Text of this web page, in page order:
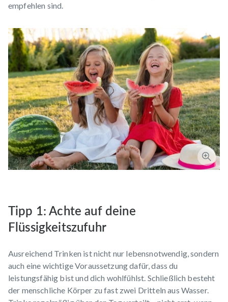
empfehlen sind.
Tipp 1: Achte auf deine
Flüssigkeitszufuhr
Ausreichend Trinken ist nicht nur lebensnotwendig, sondern
auch eine wichtige Voraussetzung dafür, dass du
leistungsfähig bist und dich wohlfühlst. Schließlich besteht
der menschliche Körper zu fast zwei Dritteln aus Wasser.